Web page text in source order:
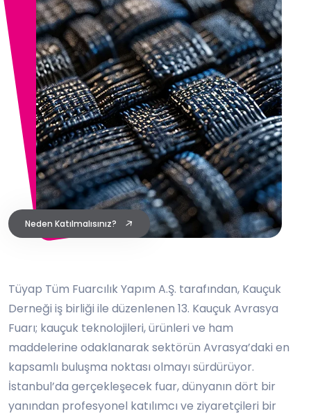
Neden Katılmalısınız?
Tüyap Tüm Fuarcılık Yapım A.Ş. tarafından, Kauçuk
Derneği iş birliği ile düzenlenen 13. Kauçuk Avrasya
Fuarı; kauçuk teknolojileri, ürünleri ve ham
maddelerine odaklanarak sektörün Avrasya’daki en
kapsamlı buluşma noktası olmayı sürdürüyor.
İstanbul’da gerçekleşecek fuar, dünyanın dört bir
yanından profesyonel katılımcı ve ziyaretçileri bir